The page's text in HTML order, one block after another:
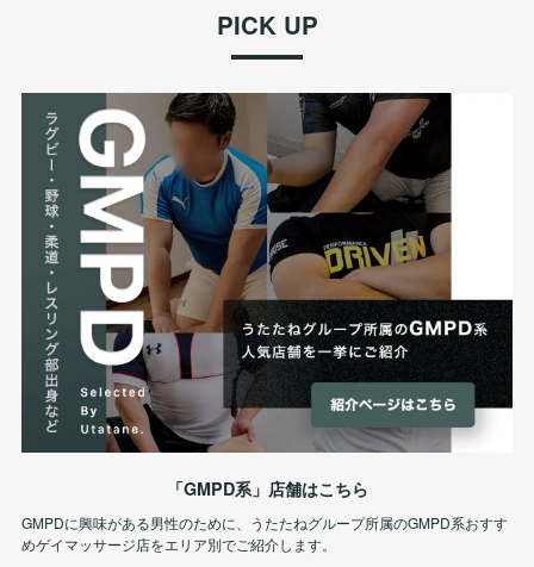
PICK UP
「GMPD系」店舗はこちら
GMPDに興味がある男性のために、うたたねグループ所属のGMPD系おすす
めゲイマッサージ店をエリア別でご紹介します。